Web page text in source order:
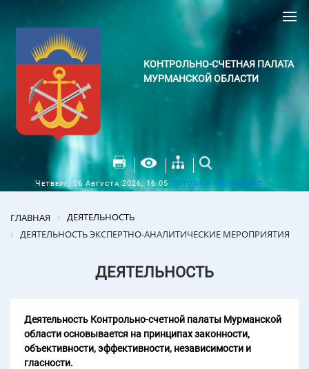
КОНТРОЛЬНО-СЧЕТНАЯ ПАЛАТА
МУРМАНСКОЙ ОБЛАСТИ
Четверг, 06 Августа 2026, 16:05 Погода в Мурманске
ГЛАВНАЯ
ДЕЯТЕЛЬНОСТЬ
ДЕЯТЕЛЬНОСТЬ ЭКСПЕРТНО-АНАЛИТИЧЕСКИЕ МЕРОПРИЯТИЯ
ДЕЯТЕЛЬНОСТЬ
Деятельность Контрольно-счетной палаты Мурманской
области основывается на принципах законности,
объективности, эффективности, независимости и
гласности.